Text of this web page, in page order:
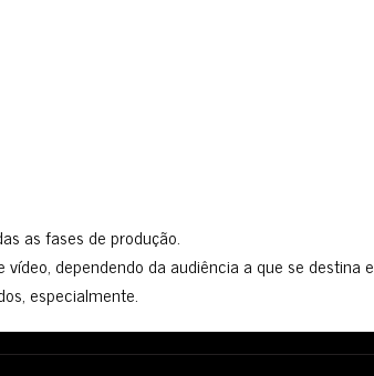
as fases de produção.
dependendo da audiência a que se destina e
especialmente.